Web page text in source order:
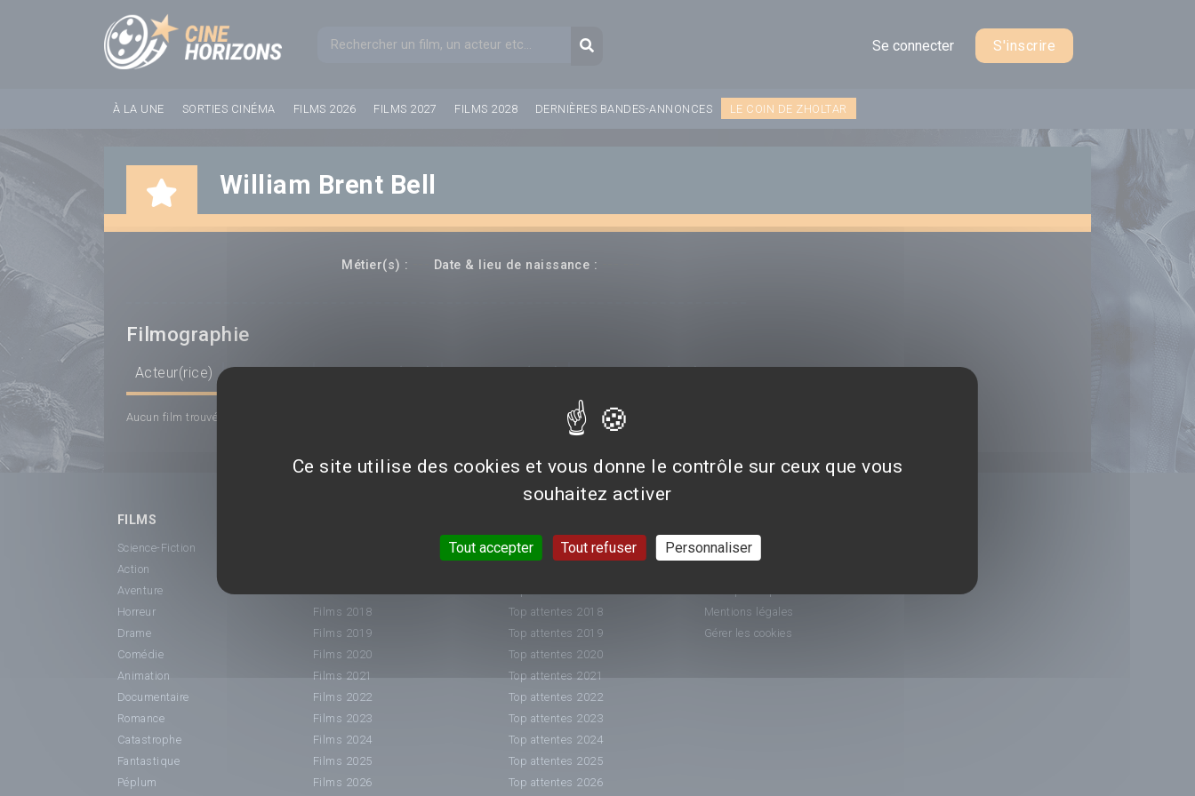
Formulaire de rechercheRecherche
Se connecter S'inscrire
À LA UNE SORTIES CINÉMA FILMS 2026 FILMS 2027 FILMS 2028 DERNIÈRES BANDES-ANNONCES LE COIN DE ZHOLTAR
William Brent Bell
Métier(s) : Date & lieu de naissance :
Filmographie
Acteur(rice)
Aucun film trouvé...
FILMS
Science-Fiction
Action
Aventure
Horreur
Drame
Comédie
Animation
Documentaire
Romance
Catastrophe
Fantastique
Péplum
Films 2018
Films 2019
Films 2020
Films 2021
Films 2022
Films 2023
Films 2024
Films 2025
Films 2026
Top attentes 2015
Top attentes 2018
Top attentes 2019
Top attentes 2020
Top attentes 2021
Top attentes 2022
Top attentes 2023
Top attentes 2024
Top attentes 2025
Top attentes 2026
Nous contacter
Mentions légales
Gérer les cookies
Panneau de gestion des cookies
Ce site utilise des cookies et vous donne le contrôle sur ceux que vous
souhaitez activer
Tout accepter Tout refuser Personnaliser